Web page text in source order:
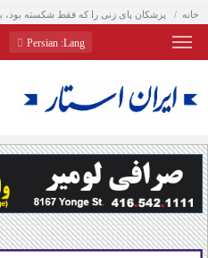
خانه پزشکان پای زنی را که فقط شکسته بود،
Lang
: Persian